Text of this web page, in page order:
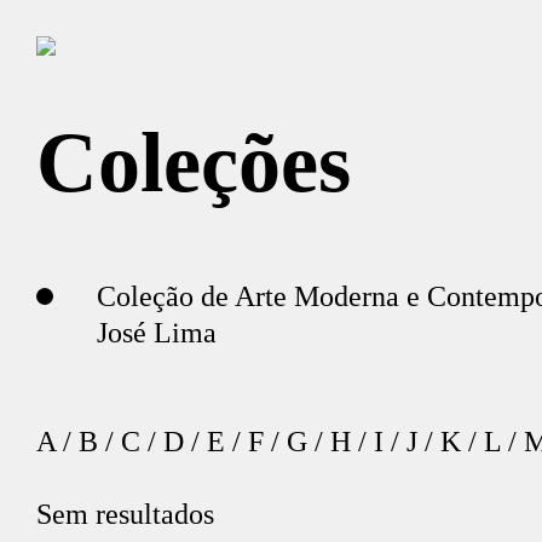
Coleções
Coleção de Arte Moderna e
José Lima
A / B / C / D / E / F / G / H / I / J / K / L /
Sem resultados